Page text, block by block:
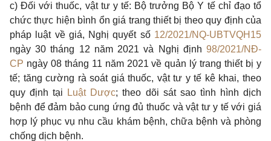
c) Đối với thuốc, vật tư y tế: Bộ trưởng Bộ Y tế chỉ đạo tổ
chức thực hiện bình ổn giá trang thiết bị theo quy định của
pháp luật về giá, Nghị quyết số 12/2021/NQ-UBTVQH15
ngày 30 tháng 12 năm 2021 và Nghị định98/2021/NĐ-
CP ngày 08 tháng 11 năm 2021 về quản lý trang thiết bị y
tế; tăng cường rà soát giá thuốc, vật tư y tế kê khai, theo
quy định tại
Luật Dược; theo dõi sát sao tình hình dịch
bệnh để đảm bảo cung ứng đủ thuốc và vật tư y tế với giá
hợp lý phục vụ nhu cầu khám bệnh, chữa bệnh và phòng
chống dịch bệnh.